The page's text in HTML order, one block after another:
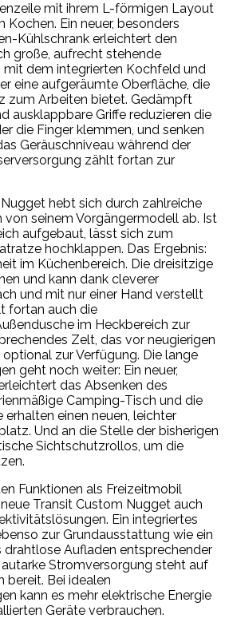
mit ihrem L-förmigen Layout
Kochen. Ein neuer, besonders
Kühlschrank erleichtert den
große, aufrecht stehende
mit dem integrierten Kochfeld und
eine aufgeräumte Oberfläche, die
zum Arbeiten bietet. Gedämpft
ausklappbare Griffe reduzieren die
die Finger klemmen, und senken
Geräuschniveau während der
zählt fortan zur
hebt sich durch zahlreiche
von seinem Vorgängermodell ab. Ist
aufgebaut, lässt sich zum
hochklappen. Das Ergebnis:
im Küchenbereich. Die dreisitzige
und kann dank cleverer
und mit nur einer Hand verstellt
fortan auch die
im Heckbereich zur
Zelt, das vor neugierigen
zur Verfügung. Die lange
geht noch weiter: Ein neuer,
das Absenken des
Camping-Tisch und die
einen neuen, leichter
Und an die Stelle der bisherigen
Sichtschutzrollos, um die
Funktionen als Freizeitmobil
Transit Custom Nugget auch
Ein integriertes
zur Grundausstattung wie ein
drahtlose Aufladen entsprechender
Stromversorgung steht auf
bereit. Bei idealen
kann es mehr elektrische Energie
Geräte verbrauchen.